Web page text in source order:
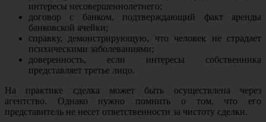
интересы несовершеннолетнего;
договор с банком, подтверждающий факт аренды
банковской ячейки;
справку, демонстрирующую, что человек не страдает
психическими заболеваниями;
доверенность, если интересы собственника
представляет третье лицо.
На практике сделка может быть осуществлена через
агентство. Однако нужно помнить о том, что его
представитель не несет ответственности за чистоту сделки.